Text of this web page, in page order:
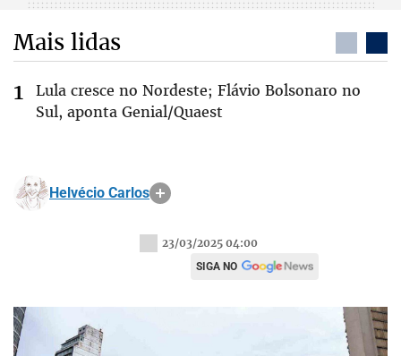
Mais lidas
Lula cresce no Nordeste; Flávio Bolsonaro no
Sul, aponta Genial/Quaest
Helvécio Carlos
23/03/2025 04:00
SIGA NO